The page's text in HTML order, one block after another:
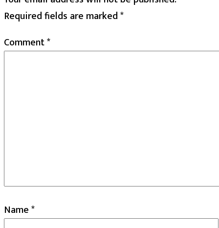
Required fields are marked*
Comment*
Name*